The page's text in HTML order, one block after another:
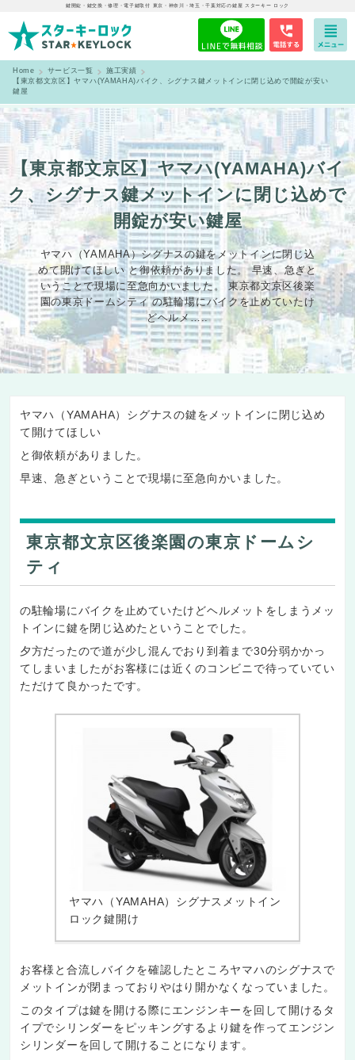
鍵開錠・鍵交換・修理・電子鍵取付 東京・神奈川・埼玉・千葉対応の鍵屋 スターキー ロック
Home サービス一覧
施工実績
【東京都文京区】ヤマハ(YAMAHA)バイク、シグナス鍵メットインに閉じ込めで開錠が安い
鍵屋
【東京都文京区】ヤマハ(YAMAHA)バイ
ク、シグナス鍵メットインに閉じ込めで
開錠が安い鍵屋
ヤマハ（YAMAHA）シグナスの鍵をメットインに閉じ込
めて開けてほしい と御依頼がありました。 早速、急ぎと
いうことで現場に至急向かいました。 東京都文京区後楽
園の東京ドームシティ の駐輪場にバイクを止めていたけ
どヘルメ…..
ヤマハ（YAMAHA）シグナスの鍵をメットインに閉じ込め
て開けてほしい
と御依頼がありました。
早速、急ぎということで現場に至急向かいました。
東京都文京区後楽園の東京ドームシ
ティ
の駐輪場にバイクを止めていたけどヘルメットをしまうメッ
トインに鍵を閉じ込めたということでした。
夕方だったので道が少し混んでおり到着まで30分弱かかっ
てしまいましたがお客様には近くのコンビニで待っていてい
ただけて良かったです。
ヤマハ（YAMAHA）シグナスメットイン
ロック鍵開け
お客様と合流しバイクを確認したところヤマハのシグナスで
メットインが閉まっておりやはり開かなくなっていました。
このタイプは鍵を開ける際にエンジンキーを回して開けるタ
イプでシリンダーをピッキングするより鍵を作ってエンジン
シリンダーを回して開けることになります。